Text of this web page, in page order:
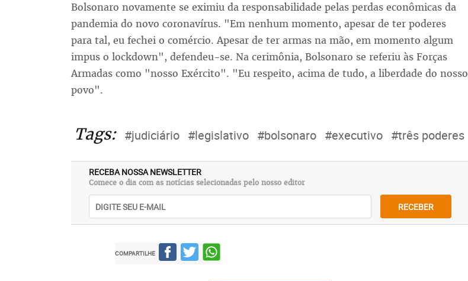
Bolsonaro novamente se eximiu da responsabilidade pelas perdas econômicas da
pandemia do novo coronavírus. "Em nenhum momento, apesar de ter poderes
para tal, eu fechei o comércio. Apesar de ter armas na mão, em momento algum
impus o lockdown", defendeu-se. Na cerimônia, Bolsonaro se referiu às Forças
Armadas como "nosso Exército". "Eu respeito, acima de tudo, a liberdade do nosso
povo".
Tags: #judiciário #legislativo #bolsonaro #executivo #três poderes
RECEBA NOSSA NEWSLETTER
Comece o dia com as notícias selecionadas pelo nosso editor
RECEBER
COMPARTILHE